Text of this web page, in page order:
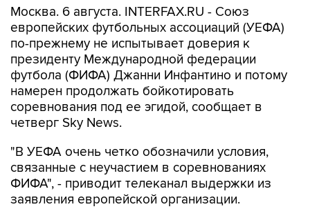
Москва. 6 августа. INTERFAX.RU - Союз
европейских футбольных ассоциаций (УЕФА)
по-прежнему не испытывает доверия к
президенту Международной федерации
футбола (ФИФА) Джанни Инфантино и потому
намерен продолжать бойкотировать
соревнования под ее эгидой, сообщает в
четверг Sky News.
"В УЕФА очень четко обозначили условия,
связанные с неучастием в соревнованиях
ФИФА", - приводит телеканал выдержки из
заявления европейской организации.